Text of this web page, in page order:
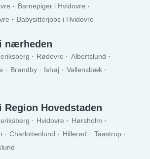
Barnepiger i Hvidovre
Babysitterjobs i Hvidovre
nærheden
Rødovre
Albertslund
Brøndby Ishøj
Vallensbæk
Region Hovedstaden
Hvidovre
Hørsholm
Charlottenlund Hillerød
Taastrup